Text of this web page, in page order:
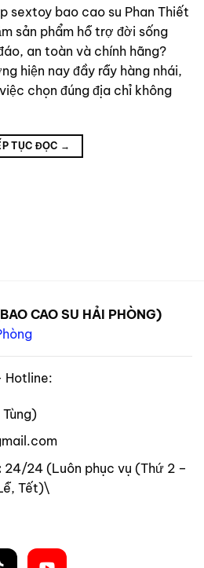
sextoy bao cao su Phan Thiết
sản phẩm hỗ trợ đời sống
an toàn và chính hãng?
hiện nay đầy rẫy hàng nhái,
chọn đúng địa chỉ không
TỤC ĐỌC →
CAO SU HẢI PHÒNG)
Hotline:
24/24 (Luôn phục vụ (Thứ 2 –
Tết)\